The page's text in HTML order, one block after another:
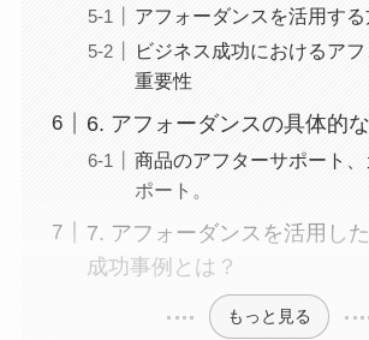
アフォーダンスを活用す
ビジネス成功におけるア
重要性
6. アフォーダンスの具体的
商品のアフターサポート
ポート。
7. アフォーダンスを活用し
成功事例とは？
もっと見る